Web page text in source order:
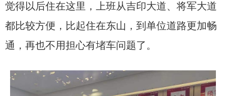
觉得以后住在这里，上班从吉印大道、将军大道
都比较方便，比起住在东山，到单位道路更加畅
通，再也不用担心有堵车问题了。